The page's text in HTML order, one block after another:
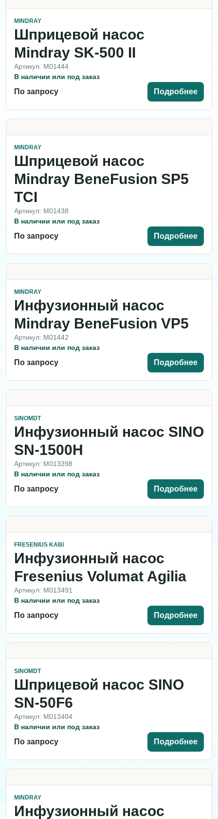
MINDRAY
Шприцевой насос
Mindray SK-500 II
Артикул: M01444
В наличии или под заказ
По запросу Подробнее
MINDRAY
Шприцевой насос
Mindray BeneFusion SP5
TCI
Артикул: M01438
В наличии или под заказ
По запросу Подробнее
MINDRAY
Инфузионный насос
Mindray BeneFusion VP5
Артикул: M01442
В наличии или под заказ
По запросу Подробнее
SINOMDT
Инфузионный насос SINO
SN-1500H
Артикул: M013398
В наличии или под заказ
По запросу Подробнее
FRESENIUS KABI
Инфузионный насос
Fresenius Volumat Agilia
Артикул: M013491
В наличии или под заказ
По запросу Подробнее
SINOMDT
Шприцевой насос SINO
SN-50F6
Артикул: M013404
В наличии или под заказ
По запросу Подробнее
MINDRAY
Инфузионный насос